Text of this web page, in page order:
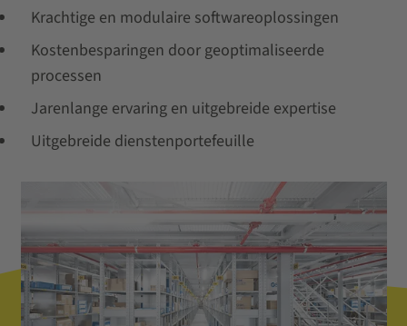
Krachtige en modulaire softwareoplossingen
Kostenbesparingen door geoptimaliseerde
processen
Jarenlange ervaring en uitgebreide expertise
Uitgebreide dienstenportefeuille